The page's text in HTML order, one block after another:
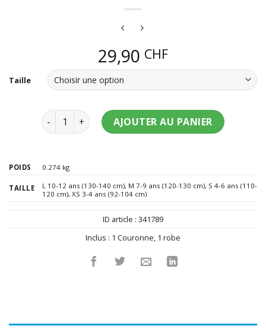
29,90 CHF
Taille
quantité de Déguisement princesse rose gold fille
AJOUTER AU PANIER
POIDS 0.274 kg
TAILLE L 10-12 ans (130-140 cm), M 7-9 ans (120-130 cm), S 4-6 ans (110-
120 cm), XS 3-4 ans (92-104 cm)
ID article : 341789
Inclus : 1 Couronne, 1 robe